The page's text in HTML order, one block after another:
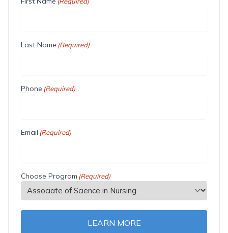
Last Name (Required)
Phone (Required)
Email (Required)
Choose Program (Required)
LEARN MORE